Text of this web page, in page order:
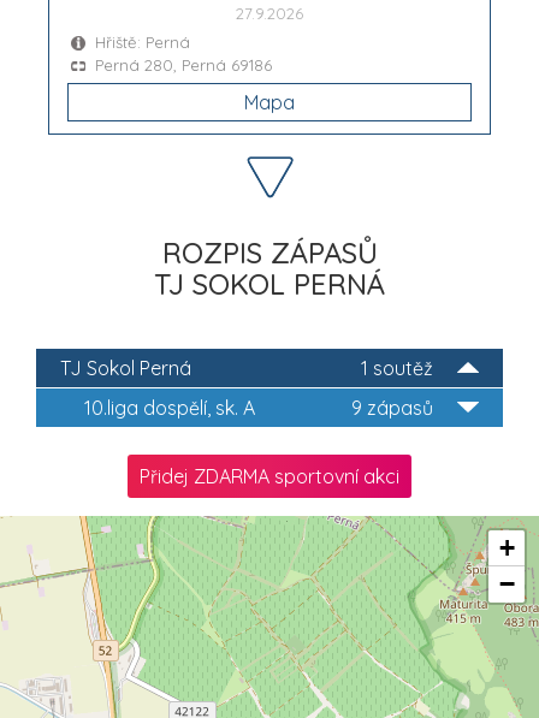
27.9.2026
Hřiště: Perná
Perná 280, Perná 69186
Mapa
ROZPIS ZÁPASŮ
TJ SOKOL PERNÁ
1 soutěž
TJ Sokol Perná
9 zápasů
10.liga dospělí, sk. A
Přidej ZDARMA sportovní akci
+
−